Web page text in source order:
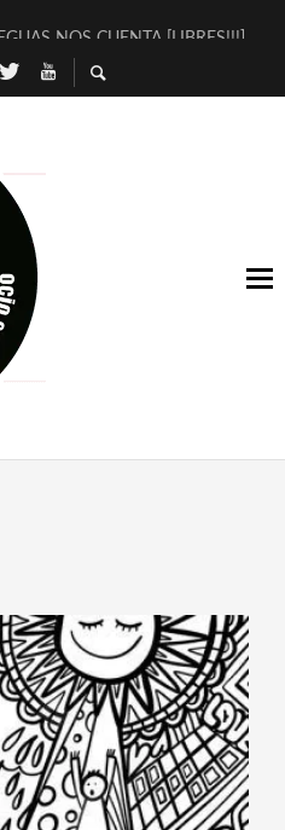
NOS CUENTA [LIBRES!!!]
DE SANDRA MONFORT
DIRECTOR TEATRAL CLAUDIO
LA KATARSIS DEL TOMATAZO
JUDÍAS EN #EXVITA
[BITÁCORA 3.0] EN EXVITA
EN EXVITA [RELATIVA
INTERPRETANDO A SERRAT